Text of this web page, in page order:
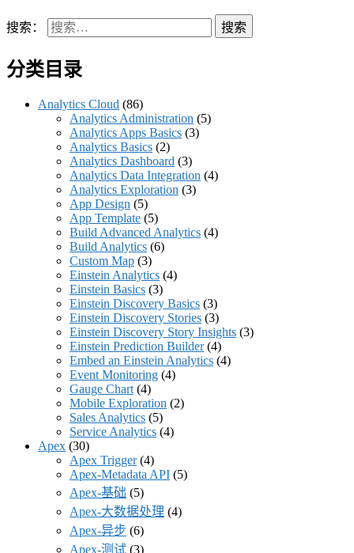
搜索：
分类目录
Analytics Cloud (86)
Analytics Administration (5)
Analytics Apps Basics (3)
Analytics Basics (2)
Analytics Dashboard (3)
Analytics Data Integration (4)
Analytics Exploration (3)
App Design (5)
App Template (5)
Build Advanced Analytics (4)
Build Analytics (6)
Custom Map (3)
Einstein Analytics (4)
Einstein Basics (3)
Einstein Discovery Basics (3)
Einstein Discovery Stories (3)
Einstein Discovery Story Insights (3)
Einstein Prediction Builder(4)
Embed an Einstein Analytics (4)
Event Monitoring (4)
Gauge Chart (4)
Mobile Exploration (2)
Sales Analytics (5)
Service Analytics (4)
Apex (30)
Apex Trigger(4)
Apex-Metadata API (5)
Apex-基础 (5)
Apex-大数据处理 (4)
Apex-异步 (6)
Apex-测试 (3)